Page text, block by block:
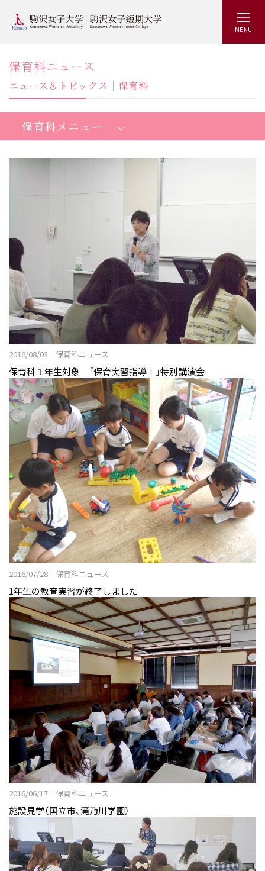
MENU
保育科ニュース
ニュース＆トピックス｜保育科
2016/08/03 保育科ニュース
保育科１年生対象 「保育実習指導Ⅰ」特別講演会
2016/07/28 保育科ニュース
1年生の教育実習が終了しました
2016/06/17 保育科ニュース
施設見学（国立市、滝乃川学園）
保育科メニュー
魅力いっぱいKOMAJOの特徴
少人数制ゼミ
施設
付属幼稚園
継続サポート
伝統と継承
学びの概要
資格・免許&就職・進学実績
カリキュラム
教員紹介
実習
ニュース&トピックス
2027年度 新たな入試がはじまります！
保育科ニュース
授業紹介
こまざわ幼稚園との交流
卒業生の今
ニュース&トピックス：アーカイブ